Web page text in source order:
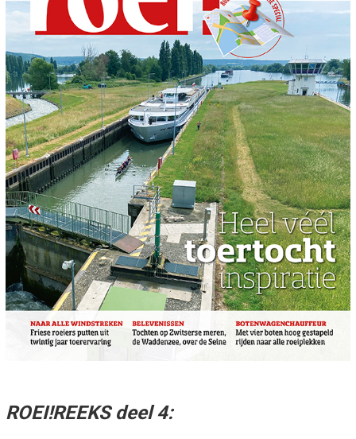
ROEI!REEKS deel 4: